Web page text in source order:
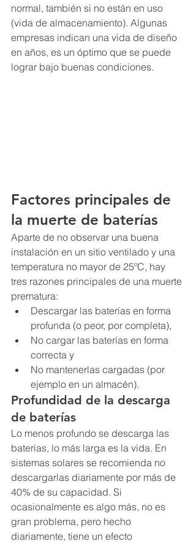
normal, también si no están en uso
(vida de almacenamiento). Algunas
empresas indican una vida de diseño
en años, es un óptimo que se puede
lograr bajo buenas condiciones.
Factores principales de
la muerte de baterías
Aparte de no observar una buena
instalación en un sitio ventilado y una
temperatura no mayor de 25ºC, hay
tres razones principales de una muerte
prematura:
Descargar las baterías en forma
profunda (o peor, por completa),
No cargar las baterías en forma
correcta y
No mantenerlas cargadas (por
ejemplo en un almacén).
Profundidad de la descarga
de baterías
Lo menos profundo se descarga las
baterías, lo más larga es la vida. En
sistemas solares se recomienda no
descargarlas diariamente por más de
40% de su capacidad. Si
ocasionalmente es algo más, no es
gran problema, pero hecho
diariamente, tiene un efecto